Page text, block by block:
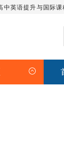
中英语提升与国际